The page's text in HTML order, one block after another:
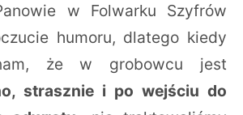
w Folwarku Szyfrów
humoru, dlatego kiedy
że w grobowcu jest
strasznie i po wejściu do